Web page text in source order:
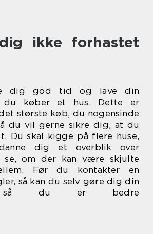
ikke forhastet
dig god tid og lave din
du køber et hus. Dette er
største køb, du nogensinde
du vil gerne sikre dig, at du
Du skal kigge på flere huse,
dig et overblik over
se, om der kan være skjulte
Før du kontakter en
så kan du selv gøre dig din
så du er bedre